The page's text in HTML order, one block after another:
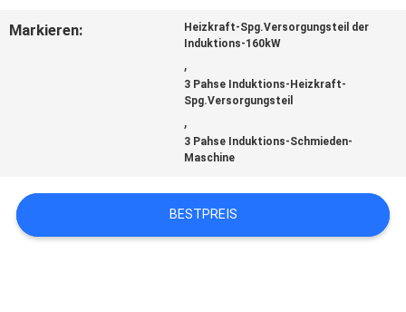
POLICY
Markieren:
Heizkraft-Spg.Versorgungsteil der
Induktions-160kW
,
3 Pahse Induktions-Heizkraft-
Spg.Versorgungsteil
,
3 Pahse Induktions-Schmieden-
Maschine
BESTPREIS